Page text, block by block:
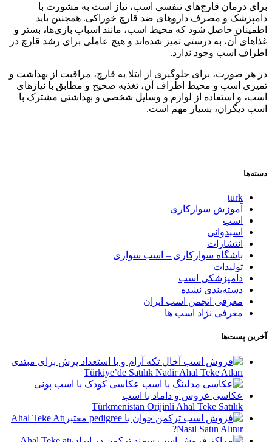
برای درمان قارچ‌های تنفسی اسب، نیاز است به مشورت با
دامپزشک و مصرف داروهای ضد قارچ خوراکی. همچنین باید
اطمینان حاصل شود که محیط اسب، مانند اسباب بازی‌ها، بستر و
غذاهای آن، به درستی تمیز شده‌اند و هیچ عاملی برای رشد قارچ در
اطراف اسب وجود ندارد.
در هر صورت، برای جلوگیری از ابتلا به قارچ، مراقبت از بهداشت و
تمیزی اسب و محیط اطراف آن، تغذیه صحیح و مطابق با نیازهای
اسب، و استفاده از لوازم و وسایل شخصی و بهداشتی مشترک با
اسب دیگران، بسیار مهم است.
دسته‌ها
turk
آموزش سوارکاری
اسب
اسبدوانی
انتشارات
باشگاه سوارکاری – اسب سواری
تولیدات
دامپزشکی اسب
دسته‌بندی نشده
معرفی انجمن اسب ایران
معرفی نژاد اسب ها
آخرین پست‌ها
Türkiye’de Satılık Nadir Ahal Teke Atları
Türkmenistan Orijinli Ahal Teke Satılık
Ahal Teke Atı
Nasıl Satın Alınır?